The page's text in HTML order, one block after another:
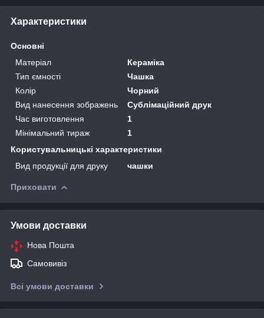
Характеристики
Основні
Матеріал
Кераміка
Тип ємності
Чашка
Колір
Чорний
Вид нанесення зображень
Сублімаційний друк
Час виготовлення
1
Мінімальний тираж
1
Користувальницькі характеристики
Вид продукції для друку
чашки
Приховати
Умови доставки
Нова Пошта
Самовивіз
Всі умови доставки